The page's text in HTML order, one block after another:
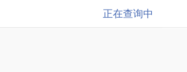
正在查询中